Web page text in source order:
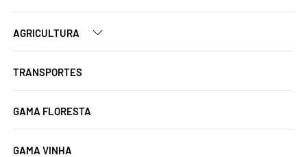
AGRICULTURA
TRANSPORTES
GAMA FLORESTA
GAMA VINHA